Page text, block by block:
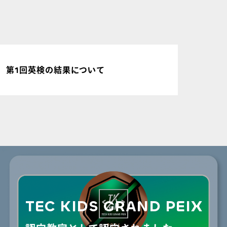
第1回英検の結果について
TEC KIDS GRAND PEIX